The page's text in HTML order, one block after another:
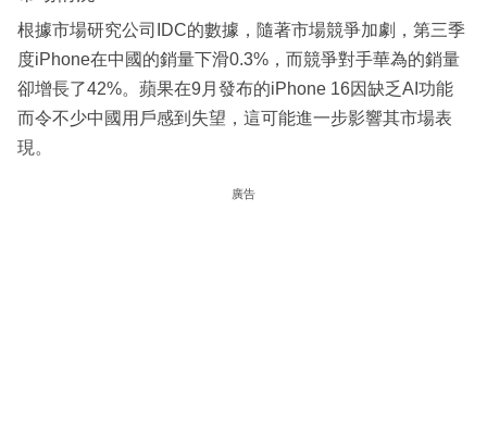
根據市場研究公司IDC的數據，隨著市場競爭加劇，第三季
度iPhone在中國的銷量下滑0.3%，而競爭對手華為的銷量
卻增長了42%。蘋果在9月發布的iPhone 16因缺乏AI功能
而令不少中國用戶感到失望，這可能進一步影響其市場表
現。
廣告